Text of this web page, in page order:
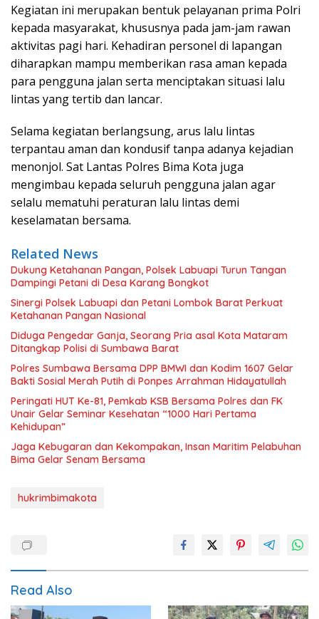
Kegiatan ini merupakan bentuk pelayanan prima Polri
kepada masyarakat, khususnya pada jam-jam rawan
aktivitas pagi hari. Kehadiran personel di lapangan
diharapkan mampu memberikan rasa aman kepada
para pengguna jalan serta menciptakan situasi lalu
lintas yang tertib dan lancar.
Selama kegiatan berlangsung, arus lalu lintas
terpantau aman dan kondusif tanpa adanya kejadian
menonjol. Sat Lantas Polres Bima Kota juga
mengimbau kepada seluruh pengguna jalan agar
selalu mematuhi peraturan lalu lintas demi
keselamatan bersama.
Related News
Dukung Ketahanan Pangan, Polsek Labuapi Turun Tangan
Dampingi Petani di Desa Karang Bongkot
Sinergi Polsek Labuapi dan Petani Lombok Barat Perkuat
Ketahanan Pangan Nasional
Diduga Pengedar Ganja, Seorang Pria asal Kota Mataram
Ditangkap Polisi di Sumbawa Barat
Polres Sumbawa Bersama DPP BMWI dan Kodim 1607 Gelar
Bakti Sosial Merah Putih di Ponpes Arrahman Hidayatullah
Peringati HUT Ke-81, Pemkab KSB Bersama Polres dan FK
Unair Gelar Seminar Kesehatan “1000 Hari Pertama
Kehidupan”
Jaga Kebugaran dan Kekompakan, Insan Maritim Pelabuhan
Bima Gelar Senam Bersama
hukrimbimakota
Read Also